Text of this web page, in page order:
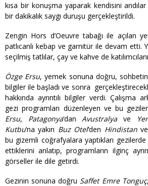
kısa bir konuşma yaparak kendisini
bir dakikalık saygı duruşu gerçekleştirildi.
Zengin Hors d’Oeuvre tabağı ile açılan
patlıcanlı kebap ve garnitür ile devam etti.
seçilmiş tatlılar, çay ve kahve de
Özge Ersu, yemek sonuna doğru,
bilgiler ile başladı ve sonra
hakkında ayrıntılı bilgiler verdi. Çalışma
gezi programları düzenleyen ve bu
Ersu, Patagonya‘danAvustralyave
Kutbu‘na yakın Buz Otel‘den Hindistanve
bu gizemli coğrafyalara yaptıkları
ettiklerini anlatıp, programların ilginç
görseller ile dile getirdi.
Gezinin sonuna doğru Saffet Emre Tonguç,